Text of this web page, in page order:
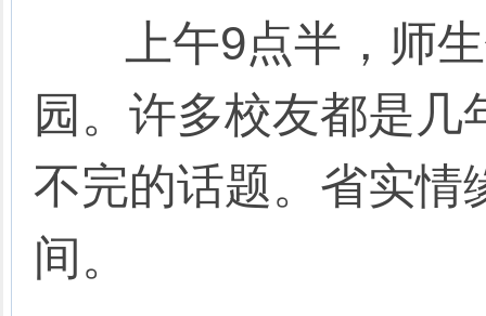
上午9点半，师生
园。许多校友都是
不完的话题。省实情
间。